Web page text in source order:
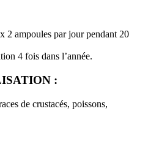
2 ampoules par jour pendant 20
4 fois dans l’année.
:
de crustacés, poissons,